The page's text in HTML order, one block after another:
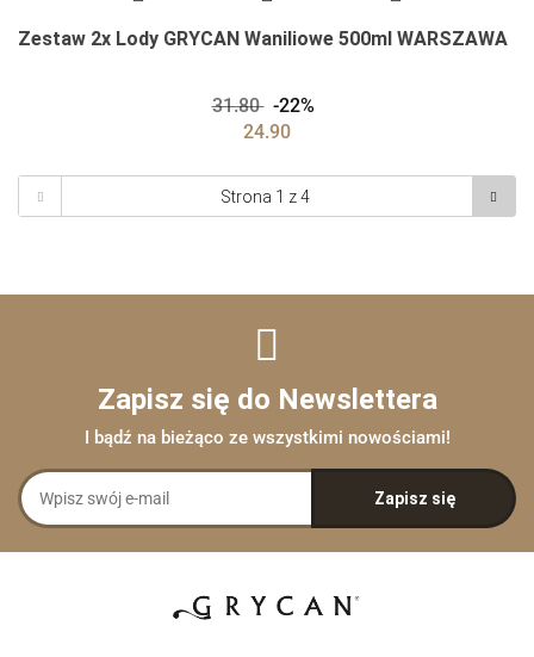
Zestaw 2x Lody GRYCAN Waniliowe 500ml WARSZAWA
31.80
-22%
24.90
Zapisz się do Newslettera
I bądź na bieżąco ze wszystkimi nowościami!